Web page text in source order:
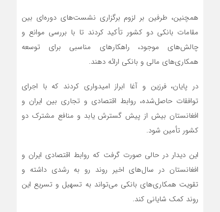
همچنین، طرفین بر لزوم برگزاری نشست‌های دوره‌ای بین
مقامات بانکی دو کشور تأکید کردند تا با بررسی موانع و
چالش‌های موجود، راهکارهای مناسبی برای توسعه
همکاری‌های مالی و بانکی ارائه دهند.
در پایان، فرزین و آغا ابراز امیدواری کردند که با اجرای
توافقات حاصل‌شده، روابط اقتصادی و تجاری بین ایران و
افغانستان بیش از پیش گسترش یابد و منافع مشترک دو
کشور تأمین شود.
این دیدار در حالی صورت گرفت که روابط اقتصادی ایران و
افغانستان در سال‌های اخیر روند رو به رشدی داشته و
تقویت همکاری‌های بانکی می‌تواند به تسهیل و تسریع این
روند کمک شایانی کند.